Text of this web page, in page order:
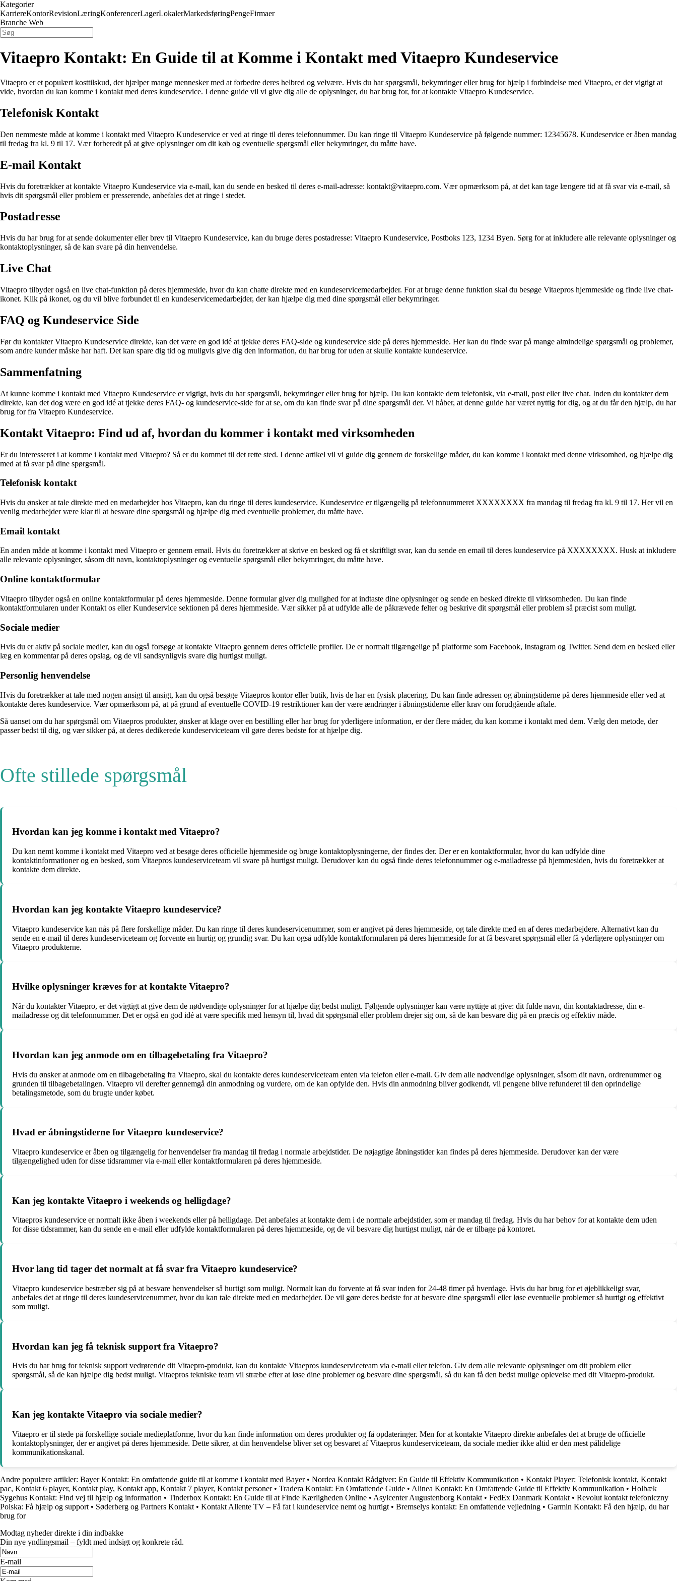
Kategorier
KarriereKontorRevisionLæringKonferencerLagerLokalerMarkedsføringPengeFirmaer
Branche Web
Vitaepro Kontakt: En Guide til at Komme i Kontakt med Vitaepro Kundeservice
Vitaepro er et populært kosttilskud, der hjælper mange mennesker med at forbedre deres helbred og velvære. Hvis du har spørgsmål, bekymringer eller brug for hjælp i forbindelse med Vitaepro, er det vigtigt at
vide, hvordan du kan komme i kontakt med deres kundeservice. I denne guide vil vi give dig alle de oplysninger, du har brug for, for at kontakte Vitaepro Kundeservice.
Telefonisk Kontakt
Den nemmeste måde at komme i kontakt med Vitaepro Kundeservice er ved at ringe til deres telefonnummer. Du kan ringe til Vitaepro Kundeservice på følgende nummer: 12345678. Kundeservice er åben mandag
til fredag ​​fra kl. 9 til 17. Vær forberedt på at give oplysninger om dit køb og eventuelle spørgsmål eller bekymringer, du måtte have.
E-mail Kontakt
Hvis du foretrækker at kontakte Vitaepro Kundeservice via e-mail, kan du sende en besked til deres e-mail-adresse: kontakt@vitaepro.com. Vær opmærksom på, at det kan tage længere tid at få svar via e-mail, så
hvis dit spørgsmål eller problem er presserende, anbefales det at ringe i stedet.
Postadresse
Hvis du har brug for at sende dokumenter eller brev til Vitaepro Kundeservice, kan du bruge deres postadresse: Vitaepro Kundeservice, Postboks 123, 1234 Byen. Sørg for at inkludere alle relevante oplysninger og
kontaktoplysninger, så de kan svare på din henvendelse.
Live Chat
Vitaepro tilbyder også en live chat-funktion på deres hjemmeside, hvor du kan chatte direkte med en kundeservicemedarbejder. For at bruge denne funktion skal du besøge Vitaepros hjemmeside og finde live chat-
ikonet. Klik på ikonet, og du vil blive forbundet til en kundeservicemedarbejder, der kan hjælpe dig med dine spørgsmål eller bekymringer.
FAQ og Kundeservice Side
Før du kontakter Vitaepro Kundeservice direkte, kan det være en god idé at tjekke deres FAQ-side og kundeservice side på deres hjemmeside. Her kan du finde svar på mange almindelige spørgsmål og problemer,
som andre kunder måske har haft. Det kan spare dig tid og muligvis give dig den information, du har brug for uden at skulle kontakte kundeservice.
Sammenfatning
At kunne komme i kontakt med Vitaepro Kundeservice er vigtigt, hvis du har spørgsmål, bekymringer eller brug for hjælp. Du kan kontakte dem telefonisk, via e-mail, post eller live chat. Inden du kontakter dem
direkte, kan det dog være en god idé at tjekke deres FAQ- og kundeservice-side for at se, om du kan finde svar på dine spørgsmål der. Vi håber, at denne guide har været nyttig for dig, og at du får den hjælp, du har
brug for fra Vitaepro Kundeservice.
Kontakt Vitaepro: Find ud af, hvordan du kommer i kontakt med virksomheden
Er du interesseret i at komme i kontakt med Vitaepro? Så er du kommet til det rette sted. I denne artikel vil vi guide dig gennem de forskellige måder, du kan komme i kontakt med denne virksomhed, og hjælpe dig
med at få svar på dine spørgsmål.
Telefonisk kontakt
Hvis du ønsker at tale direkte med en medarbejder hos Vitaepro, kan du ringe til deres kundeservice. Kundeservice er tilgængelig på telefonnummeret XXXXXXXX fra mandag til fredag ​​fra kl. 9 til 17. Her vil en
venlig medarbejder være klar til at besvare dine spørgsmål og hjælpe dig med eventuelle problemer, du måtte have.
Email kontakt
En anden måde at komme i kontakt med Vitaepro er gennem email. Hvis du foretrækker at skrive en besked og få et skriftligt svar, kan du sende en email til deres kundeservice på XXXXXXXX. Husk at inkludere
alle relevante oplysninger, såsom dit navn, kontaktoplysninger og eventuelle spørgsmål eller bekymringer, du måtte have.
Online kontaktformular
Vitaepro tilbyder også en online kontaktformular på deres hjemmeside. Denne formular giver dig mulighed for at indtaste dine oplysninger og sende en besked direkte til virksomheden. Du kan finde
kontaktformularen under Kontakt os eller Kundeservice sektionen på deres hjemmeside. Vær sikker på at udfylde alle de påkrævede felter og beskrive dit spørgsmål eller problem så præcist som muligt.
Sociale medier
Hvis du er aktiv på sociale medier, kan du også forsøge at kontakte Vitaepro gennem deres officielle profiler. De er normalt tilgængelige på platforme som Facebook, Instagram og Twitter. Send dem en besked eller
læg en kommentar på deres opslag, og de vil sandsynligvis svare dig hurtigst muligt.
Personlig henvendelse
Hvis du foretrækker at tale med nogen ansigt til ansigt, kan du også besøge Vitaepros kontor eller butik, hvis de har en fysisk placering. Du kan finde adressen og åbningstiderne på deres hjemmeside eller ved at
kontakte deres kundeservice. Vær opmærksom på, at på grund af eventuelle COVID-19 restriktioner kan der være ændringer i åbningstiderne eller krav om forudgående aftale.
Så uanset om du har spørgsmål om Vitaepros produkter, ønsker at klage over en bestilling eller har brug for yderligere information, er der flere måder, du kan komme i kontakt med dem. Vælg den metode, der
passer bedst til dig, og vær sikker på, at deres dedikerede kundeserviceteam vil gøre deres bedste for at hjælpe dig.
Ofte stillede spørgsmål
Hvordan kan jeg komme i kontakt med Vitaepro?
Du kan nemt komme i kontakt med Vitaepro ved at besøge deres officielle hjemmeside og bruge kontaktoplysningerne, der findes der. Der er en kontaktformular, hvor du kan udfylde dine
kontaktinformationer og en besked, som Vitaepros kundeserviceteam vil svare på hurtigst muligt. Derudover kan du også finde deres telefonnummer og e-mailadresse på hjemmesiden, hvis du foretrækker at
kontakte dem direkte.
Hvordan kan jeg kontakte Vitaepro kundeservice?
Vitaepro kundeservice kan nås på flere forskellige måder. Du kan ringe til deres kundeservicenummer, som er angivet på deres hjemmeside, og tale direkte med en af deres medarbejdere. Alternativt kan du
sende en e-mail til deres kundeserviceteam og forvente en hurtig og grundig svar. Du kan også udfylde kontaktformularen på deres hjemmeside for at få besvaret spørgsmål eller få yderligere oplysninger om
Vitaepro produkterne.
Hvilke oplysninger kræves for at kontakte Vitaepro?
Når du kontakter Vitaepro, er det vigtigt at give dem de nødvendige oplysninger for at hjælpe dig bedst muligt. Følgende oplysninger kan være nyttige at give: dit fulde navn, din kontaktadresse, din e-
mailadresse og dit telefonnummer. Det er også en god idé at være specifik med hensyn til, hvad dit spørgsmål eller problem drejer sig om, så de kan besvare dig på en præcis og effektiv måde.
Hvordan kan jeg anmode om en tilbagebetaling fra Vitaepro?
Hvis du ønsker at anmode om en tilbagebetaling fra Vitaepro, skal du kontakte deres kundeserviceteam enten via telefon eller e-mail. Giv dem alle nødvendige oplysninger, såsom dit navn, ordrenummer og
grunden til tilbagebetalingen. Vitaepro vil derefter gennemgå din anmodning og vurdere, om de kan opfylde den. Hvis din anmodning bliver godkendt, vil pengene blive refunderet til den oprindelige
betalingsmetode, som du brugte under købet.
Hvad er åbningstiderne for Vitaepro kundeservice?
Vitaepro kundeservice er åben og tilgængelig for henvendelser fra mandag til fredag i normale arbejdstider. De nøjagtige åbningstider kan findes på deres hjemmeside. Derudover kan der være
tilgængelighed uden for disse tidsrammer via e-mail eller kontaktformularen på deres hjemmeside.
Kan jeg kontakte Vitaepro i weekends og helligdage?
Vitaepros kundeservice er normalt ikke åben i weekends eller på helligdage. Det anbefales at kontakte dem i de normale arbejdstider, som er mandag til fredag. Hvis du har behov for at kontakte dem uden
for disse tidsrammer, kan du sende en e-mail eller udfylde kontaktformularen på deres hjemmeside, og de vil besvare dig hurtigst muligt, når de er tilbage på kontoret.
Hvor lang tid tager det normalt at få svar fra Vitaepro kundeservice?
Vitaepro kundeservice bestræber sig på at besvare henvendelser så hurtigt som muligt. Normalt kan du forvente at få svar inden for 24-48 timer på hverdage. Hvis du har brug for et øjeblikkeligt svar,
anbefales det at ringe til deres kundeservicenummer, hvor du kan tale direkte med en medarbejder. De vil gøre deres bedste for at besvare dine spørgsmål eller løse eventuelle problemer så hurtigt og effektivt
som muligt.
Hvordan kan jeg få teknisk support fra Vitaepro?
Hvis du har brug for teknisk support vedrørende dit Vitaepro-produkt, kan du kontakte Vitaepros kundeserviceteam via e-mail eller telefon. Giv dem alle relevante oplysninger om dit problem eller
spørgsmål, så de kan hjælpe dig bedst muligt. Vitaepros tekniske team vil stræbe efter at løse dine problemer og besvare dine spørgsmål, så du kan få den bedst mulige oplevelse med dit Vitaepro-produkt.
Kan jeg kontakte Vitaepro via sociale medier?
Vitaepro er til stede på forskellige sociale medieplatforme, hvor du kan finde information om deres produkter og få opdateringer. Men for at kontakte Vitaepro direkte anbefales det at bruge de officielle
kontaktoplysninger, der er angivet på deres hjemmeside. Dette sikrer, at din henvendelse bliver set og besvaret af Vitaepros kundeserviceteam, da sociale medier ikke altid er den mest pålidelige
kommunikationskanal.
Andre populære artikler: Bayer Kontakt: En omfattende guide til at komme i kontakt med Bayer• Nordea Kontakt Rådgiver: En Guide til Effektiv Kommunikation • Kontakt Player: Telefonisk kontakt, Kontakt
pac, Kontakt 6 player, Kontakt play, Kontakt app, Kontakt 7 player, Kontakt personer• Tradera Kontakt: En Omfattende Guide • Alinea Kontakt: En Omfattende Guide til Effektiv Kommunikation • Holbæk
Sygehus Kontakt: Find vej til hjælp og information • Tinderbox Kontakt: En Guide til at Finde Kærligheden Online • Asylcenter Augustenborg Kontakt • FedEx Danmark Kontakt • Revolut kontakt telefoniczny
Polska: Få hjælp og support • Søderberg og Partners Kontakt • Kontakt Allente TV – Få fat i kundeservice nemt og hurtigt • Bremselys kontakt: En omfattende vejledning • Garmin Kontakt: Få den hjælp, du har
brug for
Modtag nyheder direkte i din indbakke
Din nye yndlingsmail – fyldt med indsigt og konkrete råd.
E-mail